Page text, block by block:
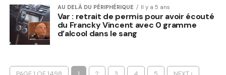
AU DELÀ DU PÉRIPHÉRIQUE Il y a 5 ans
Var : retrait de permis pour avoir écouté
du Francky Vincent avec 0 gramme
d’alcool dans le sang